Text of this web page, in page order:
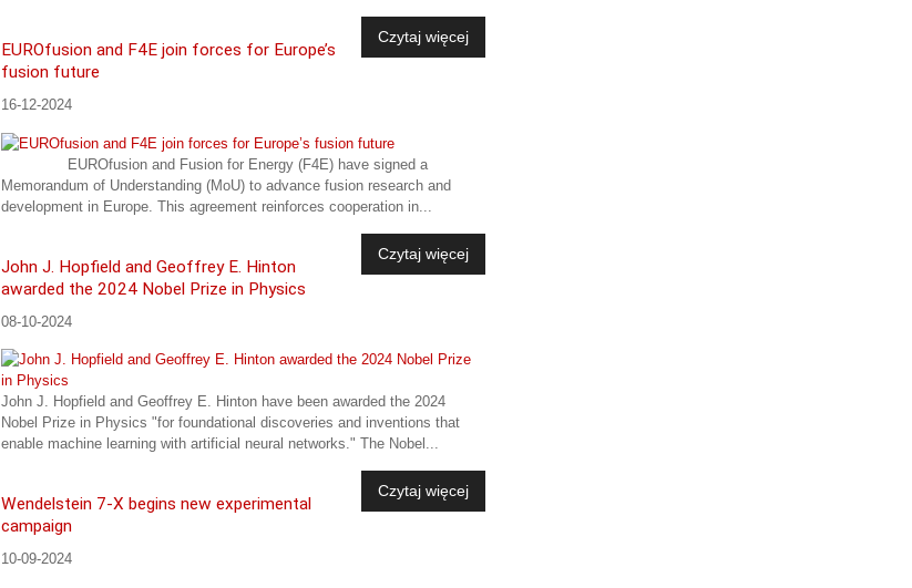
Czytaj więcej
EUROfusion and F4E join forces for Europe’s
fusion future
16-12-2024
EUROfusion and Fusion for Energy (F4E) have signed a
Memorandum of Understanding (MoU) to advance fusion research and
development in Europe. This agreement reinforces cooperation in...
Czytaj więcej
John J. Hopfield and Geoffrey E. Hinton
awarded the 2024 Nobel Prize in Physics
08-10-2024
John J. Hopfield and Geoffrey E. Hinton have been awarded the 2024
Nobel Prize in Physics "for foundational discoveries and inventions that
enable machine learning with artificial neural networks." The Nobel...
Czytaj więcej
Wendelstein 7-X begins new experimental
campaign
10-09-2024